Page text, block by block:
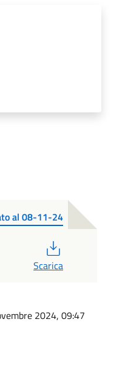
al 08-11-24
Scarica
2024, 09:47